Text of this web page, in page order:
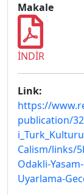
Makale
İNDİR
Link:
https://
publication/
Calism/links/
Odakli-
Uyarlama-